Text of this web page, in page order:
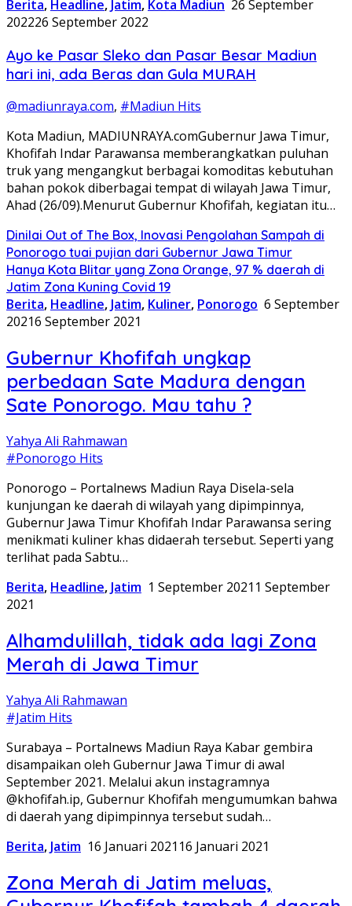
Berita, Headline, Jatim, Kota Madiun 26 September
202226 September 2022
Ayo ke Pasar Sleko dan Pasar Besar Madiun
hari ini, ada Beras dan Gula MURAH
@madiunraya.com, #Madiun Hits
Kota Madiun, MADIUNRAYA.comGubernur Jawa Timur,
Khofifah Indar Parawansa memberangkatkan puluhan
truk yang mengangkut berbagai komoditas kebutuhan
bahan pokok diberbagai tempat di wilayah Jawa Timur,
Ahad (26/09).Menurut Gubernur Khofifah, kegiatan itu…
Dinilai Out of The Box, Inovasi Pengolahan Sampah di
Ponorogo tuai pujian dari Gubernur Jawa Timur
Hanya Kota Blitar yang Zona Orange, 97 % daerah di
Jatim Zona Kuning Covid 19
Berita, Headline, Jatim, Kuliner, Ponorogo 6 September
20216 September 2021
Gubernur Khofifah ungkap
perbedaan Sate Madura dengan
Sate Ponorogo. Mau tahu ?
Yahya Ali Rahmawan
#Ponorogo Hits
Ponorogo – Portalnews Madiun Raya Disela-sela
kunjungan ke daerah di wilayah yang dipimpinnya,
Gubernur Jawa Timur Khofifah Indar Parawansa sering
menikmati kuliner khas didaerah tersebut. Seperti yang
terlihat pada Sabtu…
Berita, Headline, Jatim 1 September 2021 1 September
2021
Alhamdulillah, tidak ada lagi Zona
Merah di Jawa Timur
Yahya Ali Rahmawan
#Jatim Hits
Surabaya – Portalnews Madiun Raya Kabar gembira
disampaikan oleh Gubernur Jawa Timur di awal
September 2021. Melalui akun instagramnya
@khofifah.ip, Gubernur Khofifah mengumumkan bahwa
di daerah yang dipimpinnya tersebut sudah…
Berita, Jatim 16 Januari 2021 16 Januari 2021
Zona Merah di Jatim meluas,